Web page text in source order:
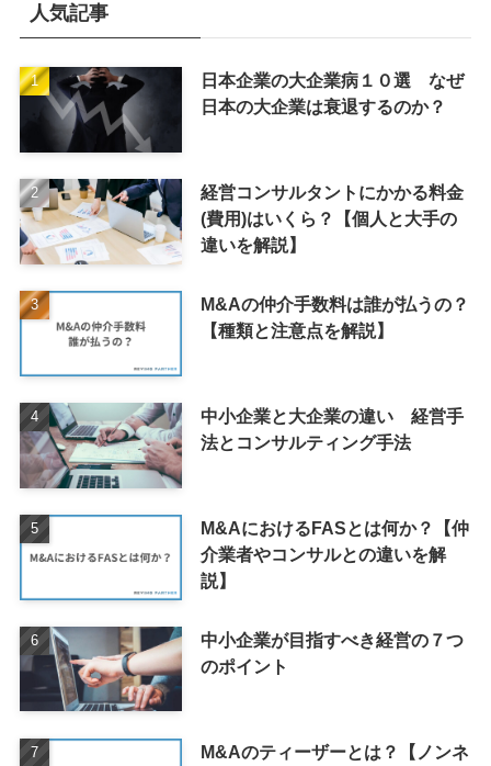
人気記事
日本企業の大企業病１０選 なぜ
日本の大企業は衰退するのか？
経営コンサルタントにかかる料金
(費用)はいくら？【個人と大手の
違いを解説】
M&Aの仲介手数料は誰が払うの？
【種類と注意点を解説】
中小企業と大企業の違い 経営手
法とコンサルティング手法
M&AにおけるFASとは何か？【仲
介業者やコンサルとの違いを解
説】
中小企業が目指すべき経営の７つ
のポイント
M&Aのティーザーとは？【ノンネ